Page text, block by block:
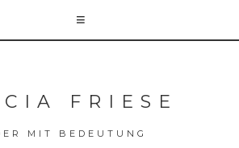
FRIESE
MIT BEDEUTUNG